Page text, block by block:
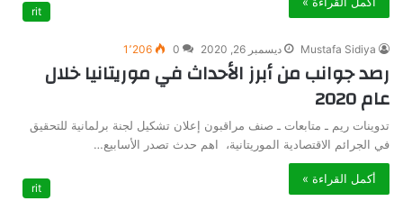
Mustafa Sidiya ديسمبر 26, 2020 0 1٬206
رصد جوانب من أبرز الأحداث في موريتانيا خلال
عام 2020
تدوينات ريم ـ متابعات ـ صنف مراقبون إعلان تشكيل لجنة برلمانية للتحقيق
في الجرائم الاقتصادية الموريتانية، اهم حدث تصدر الأسابيع…
أكمل القراءة »